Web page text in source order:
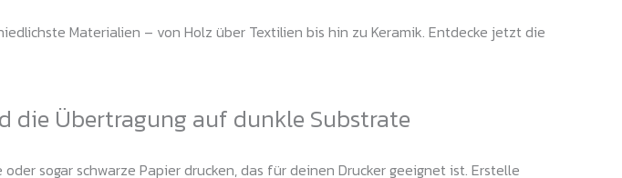
Materialien – von Holz über Textilien bis hin zu Keramik. Entdecke jetzt die
die Übertragung auf dunkle Substrate
sogar schwarze Papier drucken, das für deinen Drucker geeignet ist. Erstelle